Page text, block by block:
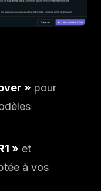
» pour
» et
à vos